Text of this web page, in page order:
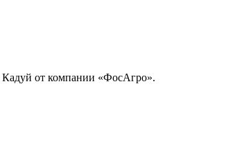
от компании «ФосАгро».